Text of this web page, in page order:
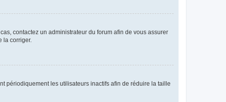
contactez un administrateur du forum afin de vous assurer
la corriger.
périodiquement les utilisateurs inactifs afin de réduire la taille